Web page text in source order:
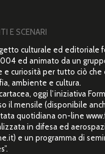
E SCENARI
culturale ed editoriale
ed animato da un
e curiosità per tutto ciò che
ambiente e cultura.
oggi l’iniziativa
il mensile (disponibile
quotidiana on-line
in difesa ed
e un programma di